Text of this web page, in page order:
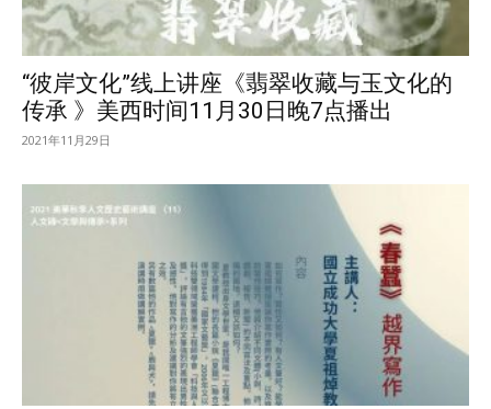
“彼岸文化”线上讲座《翡翠收藏与玉文化的
传承 》美西时间11月30日晚7点播出
2021年11月29日